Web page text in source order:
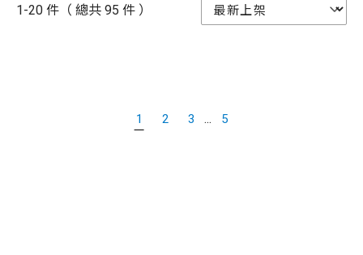
1-20 件（ 總共 95 件 ）
1 2 3 ... 5